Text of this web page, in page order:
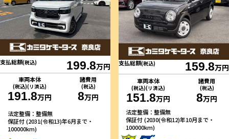
支払総額(税込) 199.8万円
車両本体
(税込)(リ済込)
191.8万円
諸費用
(税込)
8万円
法定整備：整備無
保証付 (2031(令和13)年6月まで・
100000km)
支払総額(税込) 159.8万円
車両本体
(税込)(リ済込)
151.8万円
諸費用
(税込)
8万円
法定整備：整備無
保証付 (2030(令和12)年10月まで・
100000km)